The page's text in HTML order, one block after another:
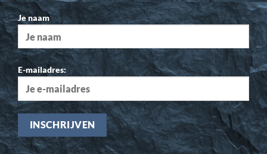
Je naam
E-mailadres: